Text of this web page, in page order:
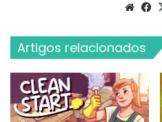
Artigos relacionados